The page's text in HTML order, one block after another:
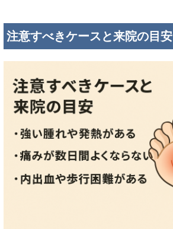
注意すべきケースと来院の目安